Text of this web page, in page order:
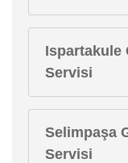
Ispartakule
Servisi
Selimpaşa
Servisi